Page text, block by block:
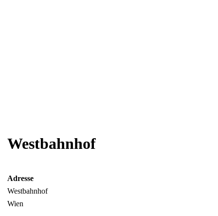
Westbahnhof
Adresse
Westbahnhof
Wien